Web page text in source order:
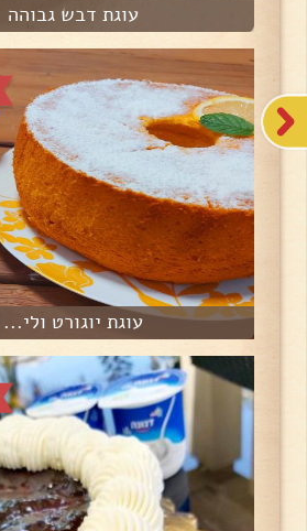
עוגת דבש גבוהה
עוגת יוגורט ולי...